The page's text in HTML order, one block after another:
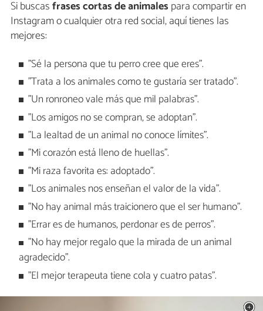
Si buscasfrases cortas de animales para compartir en
Instagram o cualquier otra red social, aquí tienes las
mejores:
"Sé la persona que tu perro cree que eres".
"Trata a los animales como te gustaría ser tratado".
"Un ronroneo vale más que mil palabras".
"Los amigos no se compran, se adoptan".
"La lealtad de un animal no conoce límites".
"Mi corazón está lleno de huellas".
"Mi raza favorita es: adoptado".
"Los animales nos enseñan el valor de la vida".
"No hay animal más traicionero que el ser humano".
"Errar es de humanos, perdonar es de perros".
"No hay mejor regalo que la mirada de un animal
agradecido".
"El mejor terapeuta tiene cola y cuatro patas".